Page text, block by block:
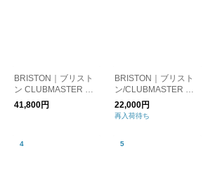
BRISTON｜ブリスト
ン CLUBMASTER CL
ASSIC CHRONOGRA
PH 腕時計
41,800円
BRISTON｜ブリスト
ン/CLUBMASTER CH
IC HMS SILVER
22,000円
再入荷待ち